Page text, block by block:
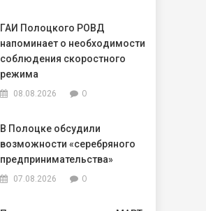
ГАИ Полоцкого РОВД
напоминает о необходимости
соблюдения скоростного
режима
08.08.2026 0
В Полоцке обсудили
возможности «серебряного
предпринимательства»
07.08.2026 0